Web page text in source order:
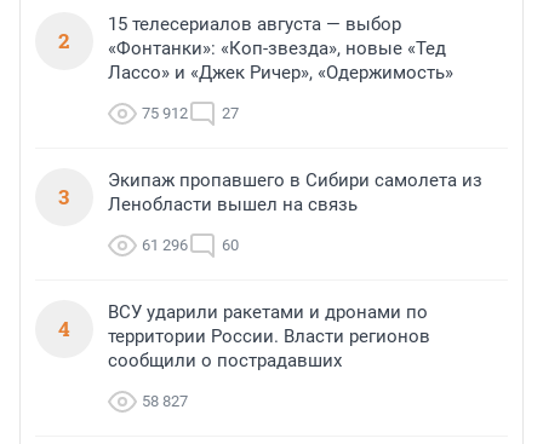
2
15 телесериалов августа — выбор
«Фонтанки»: «Коп-звезда», новые «Тед
Лассо» и «Джек Ричер», «Одержимость»
75 912 27
3
Экипаж пропавшего в Сибири самолета из
Ленобласти вышел на связь
61 296 60
4
ВСУ ударили ракетами и дронами по
территории России. Власти регионов
сообщили о пострадавших
58 827